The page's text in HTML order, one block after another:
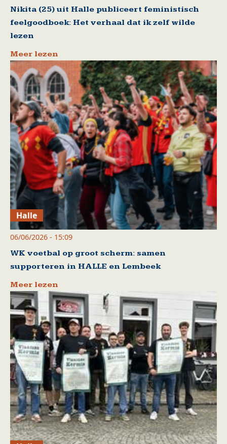
Nikita (25) uit Halle publiceert feministisch
feelgoodboek: Het verhaal dat ik zelf wilde
lezen
Meer lezen
Halle
06/06/2026 - 15:09
WK voetbal op groot scherm: samen
supporteren in HALLE en Lembeek
Meer lezen